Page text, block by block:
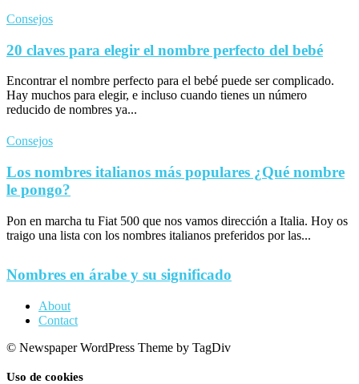
Consejos
20 claves para elegir el nombre perfecto del bebé
Encontrar el nombre perfecto para el bebé puede ser complicado.
Hay muchos para elegir, e incluso cuando tienes un número
reducido de nombres ya...
Consejos
Los nombres italianos más populares ¿Qué nombre
le pongo?
Pon en marcha tu Fiat 500 que nos vamos dirección a Italia. Hoy os
traigo una lista con los nombres italianos preferidos por las...
Nombres en árabe y su significado
About
Contact
© Newspaper WordPress Theme by TagDiv
Uso de cookies